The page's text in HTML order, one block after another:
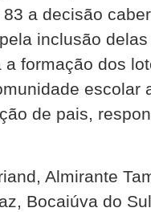
a decisão
inclusão
formação dos
escolar
de pais,
Almirante
Bocaiúva do